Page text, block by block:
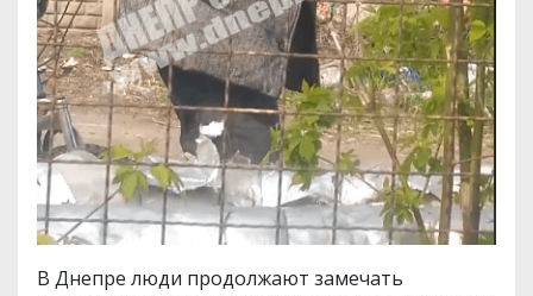
В Днепре люди продолжают замечать